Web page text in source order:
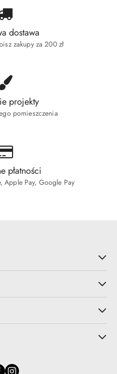
dostawa
zakupy za 200 zł
projekty
pomieszczenia
płatności
Apple Pay, Google Pay